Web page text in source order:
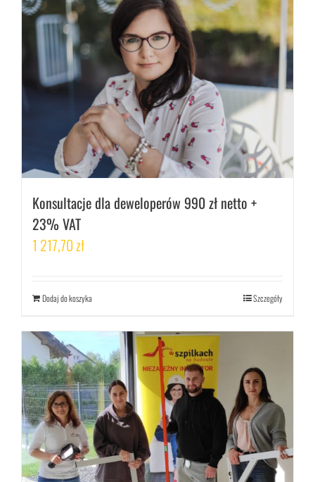
Konsultacje dla deweloperów 990 zł netto +
23% VAT
1 217,70zł
Dodaj do koszyka Szczegóły